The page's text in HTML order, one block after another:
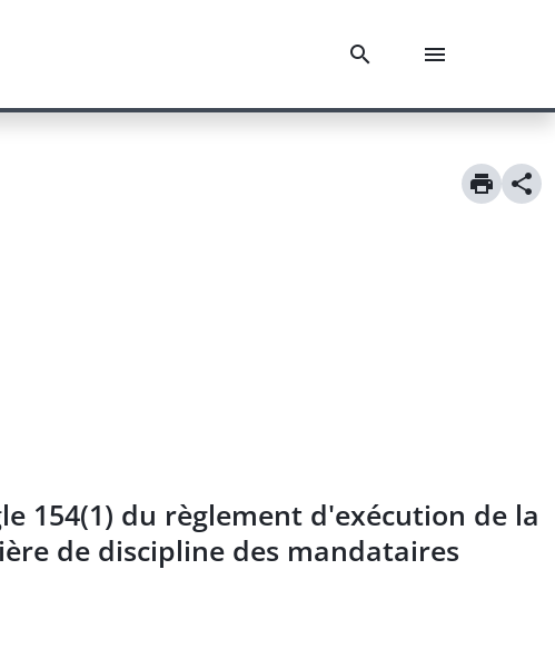
154(1) du règlement d'exécution de la
de discipline des mandataires